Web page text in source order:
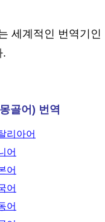
세계적인 번역기인
.
골어) 번역
리아어
어
어
어
어